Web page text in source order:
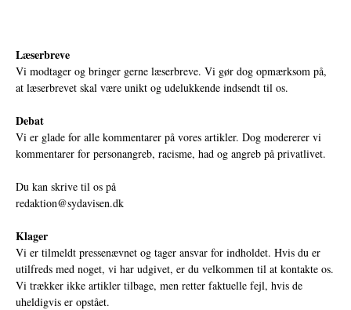
Læserbreve
Vi modtager og bringer gerne læserbreve. Vi gør dog opmærksom på,
at læserbrevet skal være unikt og udelukkende indsendt til os.
Debat
Vi er glade for alle kommentarer på vores artikler. Dog modererer vi
kommentarer for personangreb, racisme, had og angreb på privatlivet.
Du kan skrive til os på
redaktion@sydavisen.dk
Klager
Vi er tilmeldt pressenævnet og tager ansvar for indholdet. Hvis du er
utilfreds med noget, vi har udgivet, er du velkommen til at kontakte os.
Vi trækker ikke artikler tilbage, men retter faktuelle fejl, hvis de
uheldigvis er opstået.